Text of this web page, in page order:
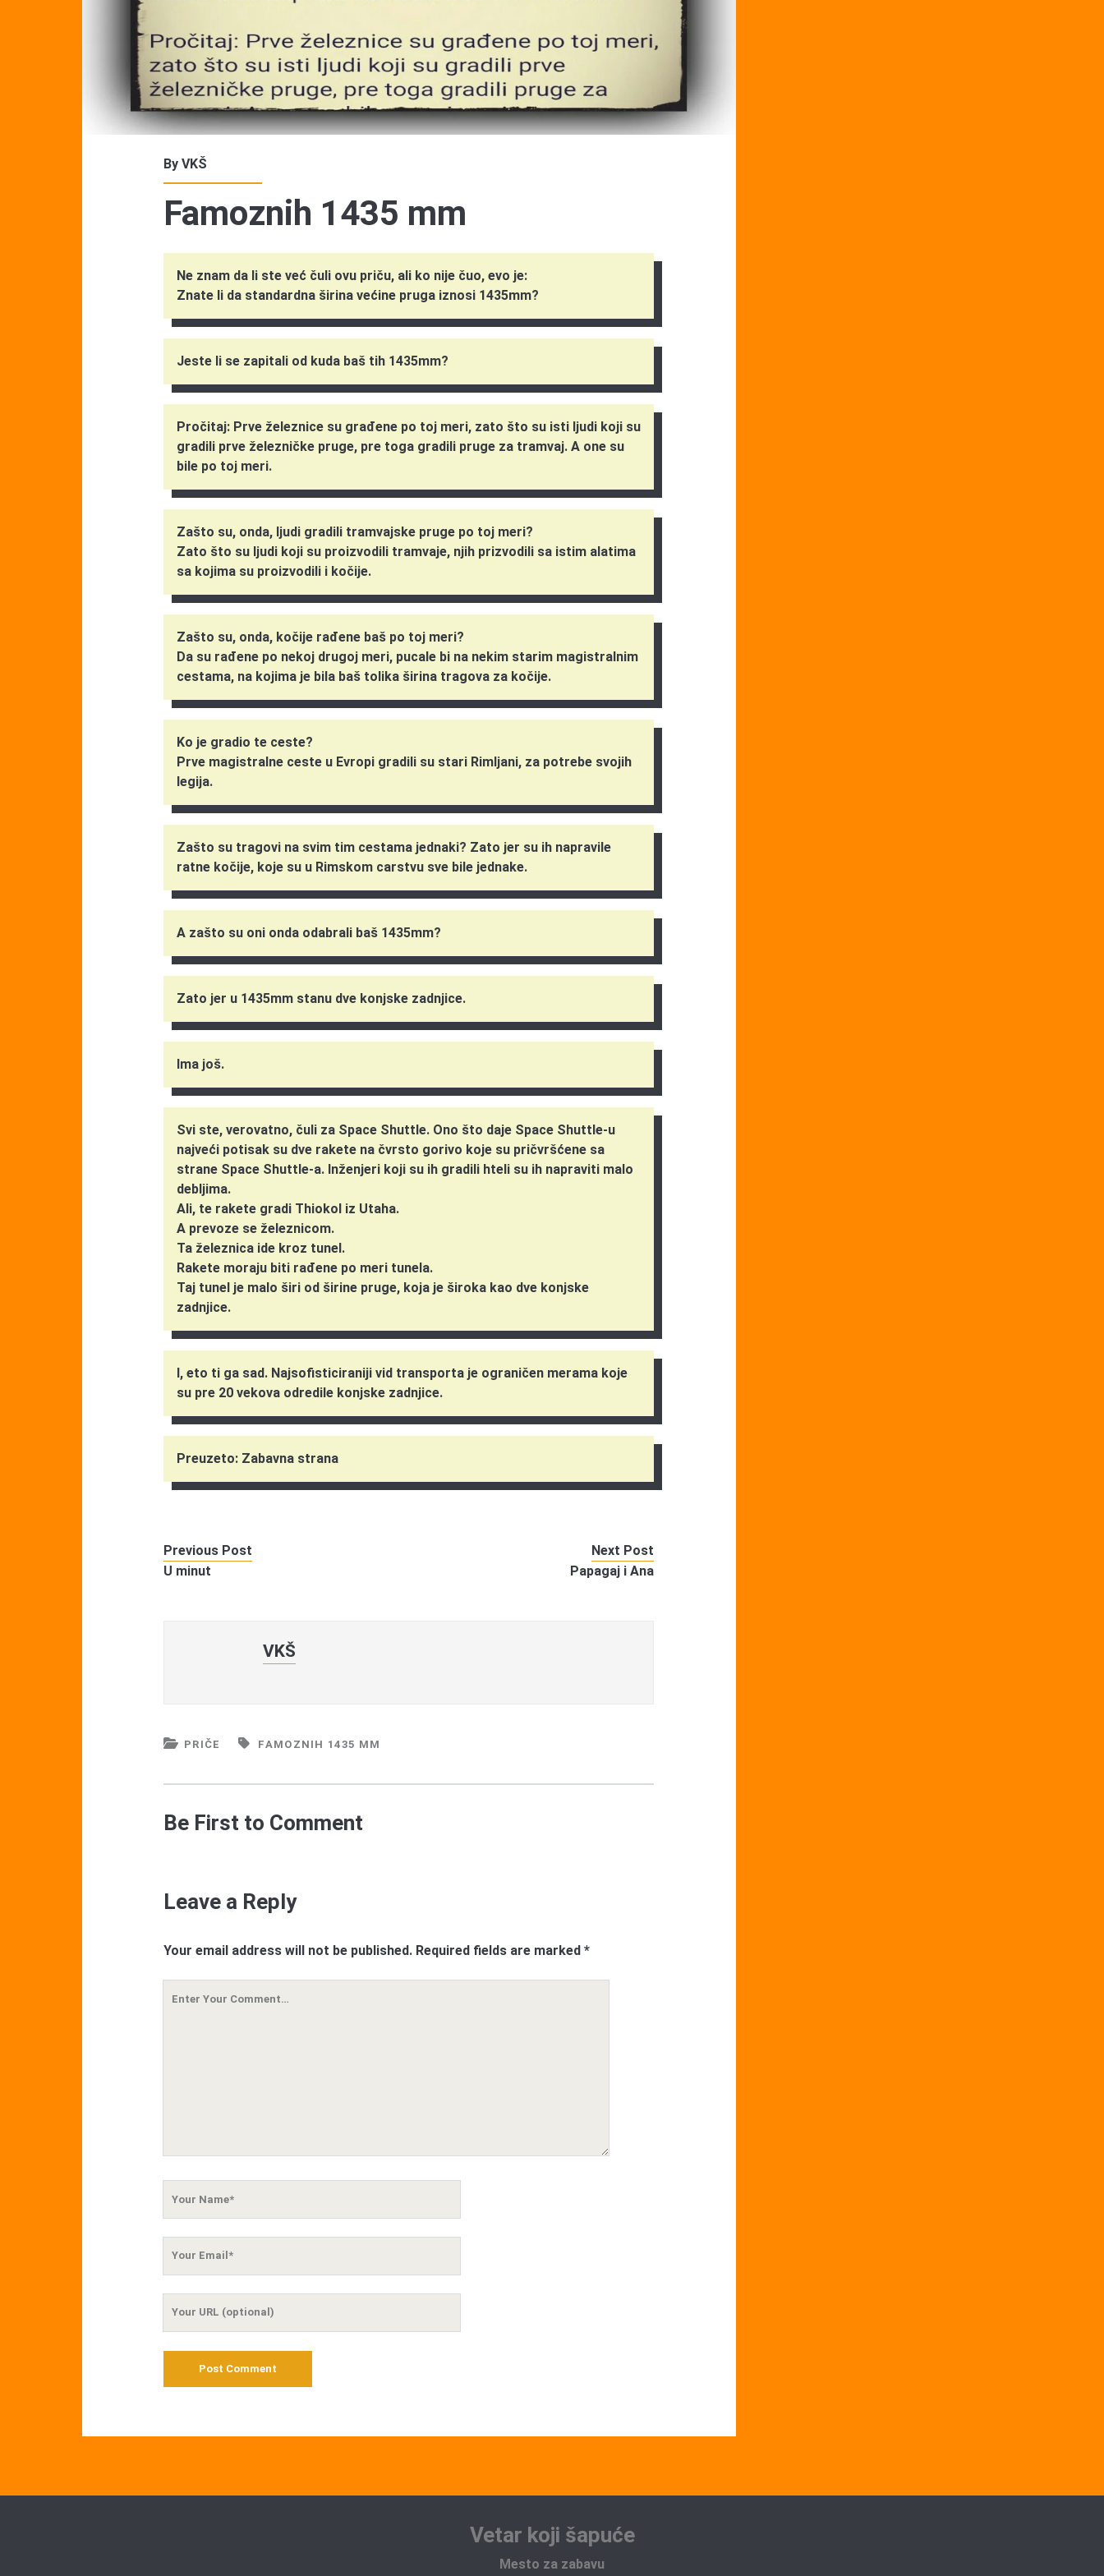
ByVKŠ
Famoznih 1435 mm
Ne znam da li ste već čuli ovu priču, ali ko nije čuo, evo je:
Znate li da standardna širina većine pruga iznosi 1435mm?
Jeste li se zapitali od kuda baš tih 1435mm?
Pročitaj: Prve železnice su građene po toj meri, zato što su isti ljudi koji su
gradili prve železničke pruge, pre toga gradili pruge za tramvaj. A one su
bile po toj meri.
Zašto su, onda, ljudi gradili tramvajske pruge po toj meri?
Zato što su ljudi koji su proizvodili tramvaje, njih prizvodili sa istim alatima
sa kojima su proizvodili i kočije.
Zašto su, onda, kočije rađene baš po toj meri?
Da su rađene po nekoj drugoj meri, pucale bi na nekim starim magistralnim
cestama, na kojima je bila baš tolika širina tragova za kočije.
Ko je gradio te ceste?
Prve magistralne ceste u Evropi gradili su stari Rimljani, za potrebe svojih
legija.
Zašto su tragovi na svim tim cestama jednaki? Zato jer su ih napravile
ratne kočije, koje su u Rimskom carstvu sve bile jednake.
A zašto su oni onda odabrali baš 1435mm?
Zato jer u 1435mm stanu dve konjske zadnjice.
Ima još.
Svi ste, verovatno, čuli za Space Shuttle. Ono što daje Space Shuttle-u
najveći potisak su dve rakete na čvrsto gorivo koje su pričvršćene sa
strane Space Shuttle-a. Inženjeri koji su ih gradili hteli su ih napraviti malo
debljima.
Ali, te rakete gradi Thiokol iz Utaha.
A prevoze se železnicom.
Ta železnica ide kroz tunel.
Rakete moraju biti rađene po meri tunela.
Taj tunel je malo širi od širine pruge, koja je široka kao dve konjske
zadnjice.
I, eto ti ga sad. Najsofisticiraniji vid transporta je ograničen merama koje
su pre 20 vekova odredile konjske zadnjice.
Preuzeto: Zabavna strana
Previous Post
U minut
Next Post
Papagaj i Ana
VKŠ
PRIČE FAMOZNIH 1435 MM
Be First to Comment
Leave a Reply
Your email address will not be published. Required fields are marked*
Vetar koji šapuće
Mesto za zabavu